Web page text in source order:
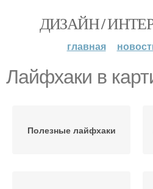
ДИЗАЙН /
главная
Лайфхаки в
Полезные лайфхаки